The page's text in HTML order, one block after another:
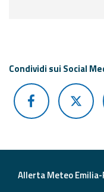
Il progetto
Allerta
Meteo
Emilia-
Romagna
Contatti
Condividi sui Social
Allerta Meteo